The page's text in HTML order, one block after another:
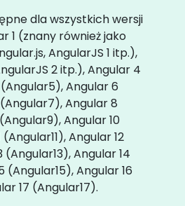
dla wszystkich wersji
1 (znany również jako
AngularJS 1 itp.),
2 itp.), Angular 4
Angular 6
Angular 8
Angular 10
Angular 12
(Angular13), Angular 14
(Angular15), Angular 16
17 (Angular17).